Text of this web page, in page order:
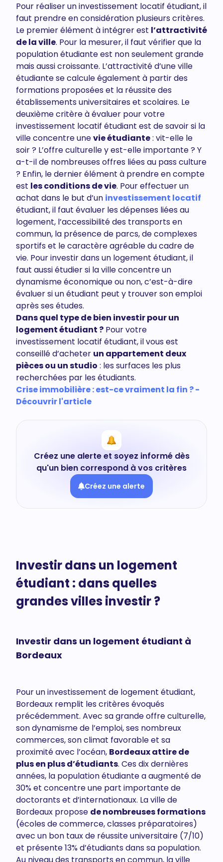
Pour réaliser un investissement locatif étudiant, il
faut prendre en considération plusieurs critères.
Le premier élément à intégrer est l’attractivité
de la ville. Pour la mesurer, il faut vérifier que la
population étudiante est non seulement grande
mais aussi croissante. L’attractivité d’une ville
étudiante se calcule également à partir des
formations proposées et la réussite des
établissements universitaires et scolaires. Le
deuxième critère à évaluer pour votre
investissement locatif étudiant est de savoir si la
ville concentre unevie étudiante: vit-elle le
soir ? L’offre culturelle y est-elle importante ? Y
a-t-il de nombreuses offres liées au pass culture
? Enfin, le dernier élément à prendre en compte
est les conditions de vie. Pour effectuer un
achat dans le but d’un investissement locatif
étudiant, il faut évaluer les dépenses liées au
logement, l’accessibilité des transports en
commun, la présence de parcs, de complexes
sportifs et le caractère agréable du cadre de
vie. Pour investir dans un logement étudiant, il
faut aussi étudier si la ville concentre un
dynamisme économique ou non, c’est-à-dire
évaluer si un étudiant peut y trouver son emploi
après ses études.
Dans quel type de bien investir pour un
logement étudiant ? Pour votre
investissement locatif étudiant, il vous est
conseillé d’acheter un appartement deux
pièces ou un studio : les surfaces les plus
recherchées par les étudiants.
Crise immobilière : est-ce vraiment la fin ? -
Découvrir l'article
Créez une alerte et soyez informé dès
qu'un bien correspond à vos critères
Créez une alerte
Investir dans un logement
étudiant : dans quelles
grandes villes investir ?
Investir dans un logement étudiant à
Bordeaux
Pour un investissement de logement étudiant,
Bordeaux remplit les critères évoqués
précédemment. Avec sa grande offre culturelle,
son dynamisme de l’emploi, ses nombreux
commerces, son climat favorable et sa
proximité avec l’océan, Bordeaux attire de
plus en plus d’étudiants. Ces dix dernières
années, la population étudiante a augmenté de
30% et concentre une part importante de
doctorants et d’internationaux. La ville de
Bordeaux propose de nombreuses formations
(écoles de commerce, classes préparatoires)
avec un bon taux de réussite universitaire (7/10)
et présente 13% d’étudiants dans sa population.